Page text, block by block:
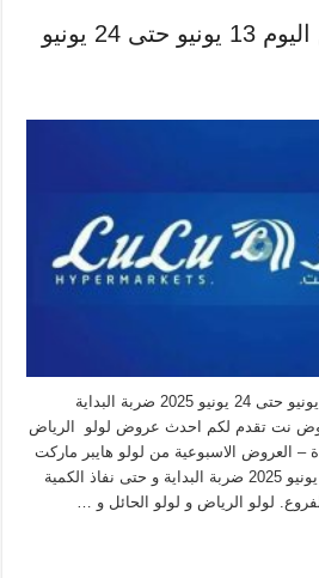
عروض لولو الرياض اليوم 13 يونيو حتى 24 يونيو
عروض لولو الرياض اليوم 13 يونيو حتى 24 يونيو 2025 ضربة البداية
نت تقدم لكم احدث عروض لولو الرياض
– العروض الاسبوعية من لولو هايبر ماركت
– و ذلك من 13 يونيو حتى 24 يونيو 2025 ضربة البداية و حتى نفاذ الكمية
لولو الرياض و لولو الحائل و …